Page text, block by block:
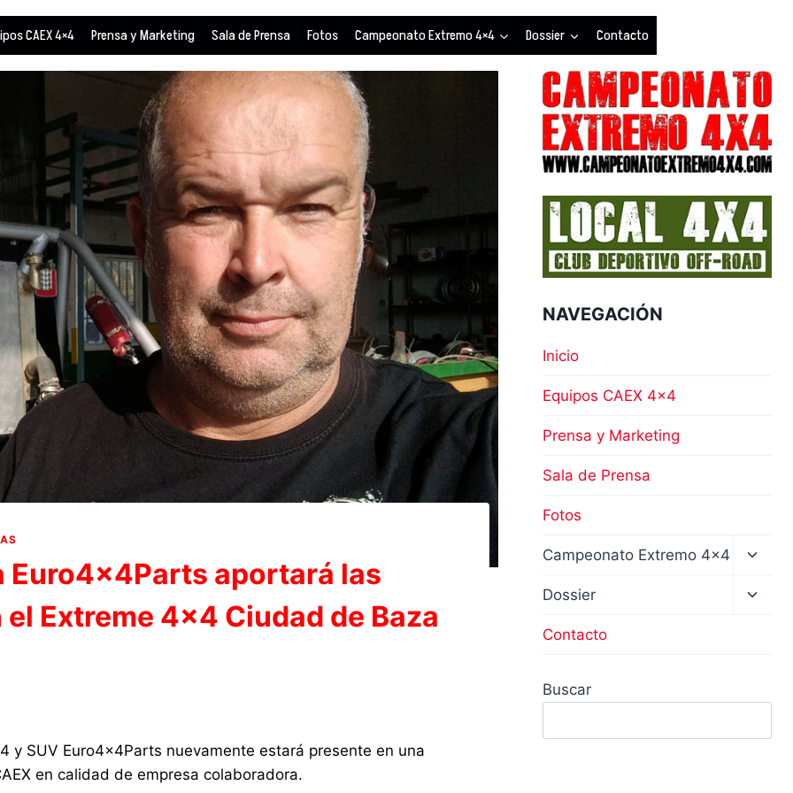
CAEX 4×4 Prensa y Marketing Sala de Prensa Fotos Campeonato Extremo 4×4 Dossier Contacto
Euro4x4Parts aportará las
Extreme 4×4 Ciudad de Baza
y SUV Euro4x4Parts nuevamente estará presente en una
en calidad de empresa colaboradora.
NAVEGACIÓN
Inicio
Equipos CAEX 4×4
Prensa y Marketing
Sala de Prensa
Fotos
Campeonato Extremo 4×4
hijo
Dossier
Contacto
Buscar